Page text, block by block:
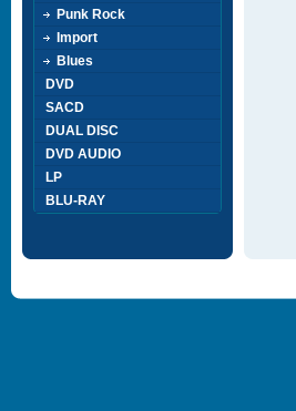
Punk Rock
Import
Blues
DVD
SACD
DUAL DISC
DVD AUDIO
LP
BLU-RAY